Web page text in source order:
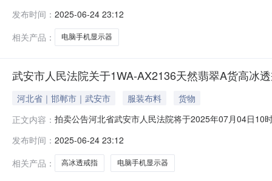
示页中的市场价仅为平台默认填写，不能作为实际市场
图片
发布时间： 2025-06-24 23:12
相关产品：
电脑手机显示器
武安市人民法院关于1WA-AX2136天然翡翠A货高冰
河北省｜邯郸市｜武安市 服装布料
货物
正文内容： 拍卖公告河北省武安市人民法院将于2025年07月04日10
示页中的市场价仅为平台默认填写，不能作为实际市场
图片
发布时间： 2025-06-24 23:12
相关产品：
高冰透戒指 电脑手机显示器